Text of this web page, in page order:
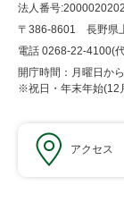
法人番号
〒386-8601 長野県
電話 0268-22-4100(
開庁時間：月曜日か
※祝日・年末年始(12
アクセス